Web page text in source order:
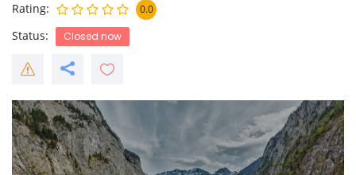
Rating
0.0
Status Closed now